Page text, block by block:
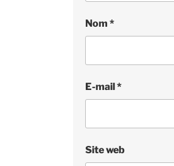
Nom *
E-mail*
Site web